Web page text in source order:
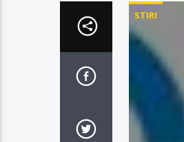
STIRI